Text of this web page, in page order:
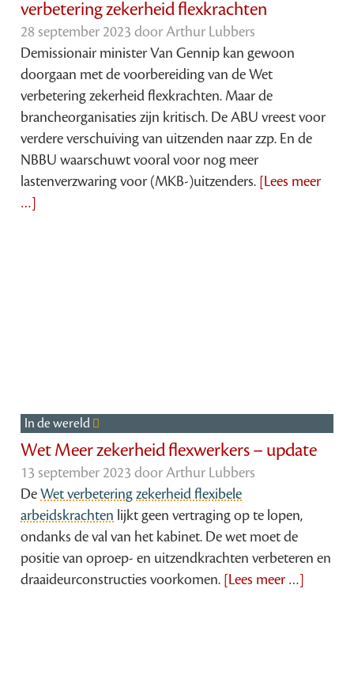
verbetering zekerheid flexkrachten
28 september 2023 doorArthur Lubbers
Demissionair minister Van Gennip kan gewoon
doorgaan met de voorbereiding van de Wet
verbetering zekerheid flexkrachten. Maar de
brancheorganisaties zijn kritisch. De ABU vreest voor
verdere verschuiving van uitzenden naar zzp. En de
NBBU waarschuwt vooral voor nog meer
lastenverzwaring voor (MKB-)uitzenders. [Lees meer
…]
In de wereld
Wet Meer zekerheid flexwerkers – update
13 september 2023 doorArthur Lubbers
DeWet verbetering zekerheid flexibele
arbeidskrachten lijkt geen vertraging op te lopen,
ondanks de val van het kabinet. De wet moet de
positie van oproep- en uitzendkrachten verbeteren en
draaideurconstructies voorkomen. [Lees meer …]